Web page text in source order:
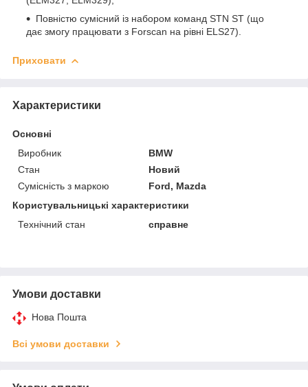
Повністю сумісний із набором команд STN ST (що
дає змогу працювати з Forscan на рівні ELS27).
Приховати
Характеристики
Основні
Виробник
BMW
Стан
Новий
Сумісність з маркою
Ford, Mazda
Користувальницькі характеристики
Технічний стан
справне
Умови доставки
Нова Пошта
Всі умови доставки